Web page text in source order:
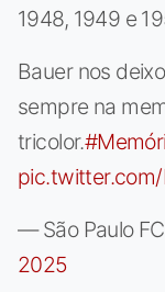
1948, 1949 e
Bauer nos
sempre na
tricolor.
— São Paulo
2025